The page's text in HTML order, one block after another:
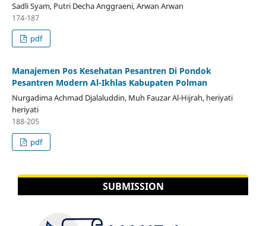
Sadli Syam, Putri Decha Anggraeni, Arwan Arwan
174-187
pdf
Manajemen Pos Kesehatan Pesantren Di Pondok
Pesantren Modern Al-Ikhlas Kabupaten Polman
Nurgadima Achmad Djalaluddin, Muh Fauzar Al-Hijrah, heriyati
heriyati
188-205
pdf
SUBMISSION